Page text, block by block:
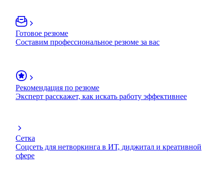
Готовое резюме
Составим профессиональное резюме за вас
Рекомендация по резюме
Эксперт расскажет, как искать работу эффективнее
Сетка
Соцсеть для нетворкинга в ИТ, диджитал и креативной
сфере